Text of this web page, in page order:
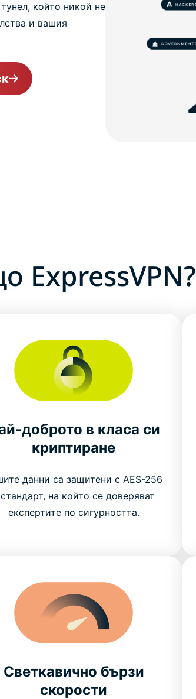
който никой не
и вашия
ExpressVPN?
доброто в класа си
криптиране
данни са защитени с AES-256
на който се доверяват
експертите по сигурността.
Светкавично бързи
скорости